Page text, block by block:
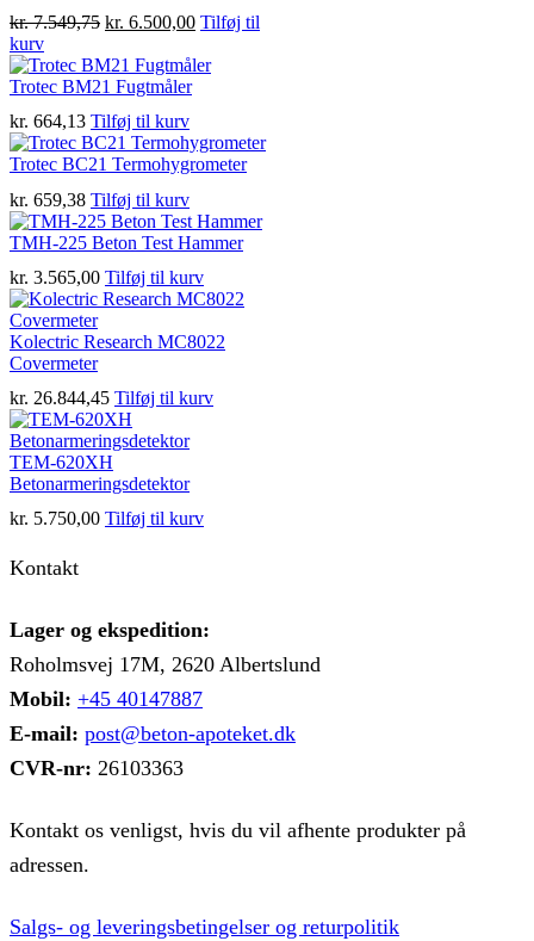
kr.7.549,75 Den
pris
var:
kr. 6.500,00Den
pris
Tilføj til
kurv
Trotec BM21 Fugtmåler
kr. 664,13 Tilføj til kurv
Trotec BC21 Termohygrometer
kr. 659,38 Tilføj til kurv
TMH-225 Beton Test Hammer
kr. 3.565,00 Tilføj til kurv
Kolectric Research MC8022
Covermeter
kr. 26.844,45 Tilføj til kurv
TEM-620XH
Betonarmeringsdetektor
kr. 5.750,00 Tilføj til kurv
Kontakt
Lager og ekspedition:
Roholmsvej 17M, 2620 Albertslund
Mobil: +45 40147887
E-mail: post@beton-apoteket.dk
CVR-nr: 26103363
Kontakt os venligst, hvis du vil afhente produkter på
adressen.
Salgs- og leveringsbetingelser og returpolitik